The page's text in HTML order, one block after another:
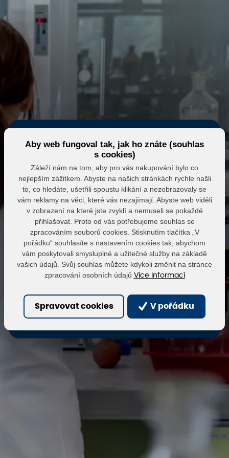
Eshop MK MARKET
Přihlášení do partnerské zóny
E-mail
Heslo
Přihlásit Obnovit heslo
Zaregistrovat se
Aby web fungoval tak, jak ho znáte (souhlas
s cookies)
Záleží nám na tom, aby pro vás nakupování bylo co
nejlepším zážitkem. Abyste na našich stránkách rychle našli
to, co hledáte, ušetřili spoustu klikání a nezobrazovaly se
vám reklamy na věci, které vás nezajímají. Abyste web viděli
v zobrazení na které jste zvyklí a nemuseli se pokaždé
přihlašovat. Proto od vás potřebujeme souhlas se
zpracováním souborů cookies. Stisknutím tlačítka „V
pořádku“ souhlasíte s nastavením cookies tak, abychom
vám poskytovali smysluplné a užitečné služby na základě
vašich údajů. Svůj souhlas můžete kdykoli změnit na stránce
zpracování osobních údajů Více informací
Spravovat cookies V pořádku